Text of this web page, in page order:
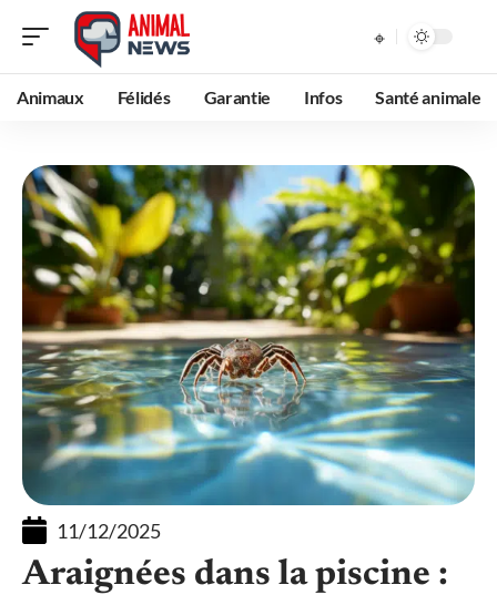
Animaux Félidés Garantie Infos Santé animale
11/12/2025
Araignées dans la piscine :